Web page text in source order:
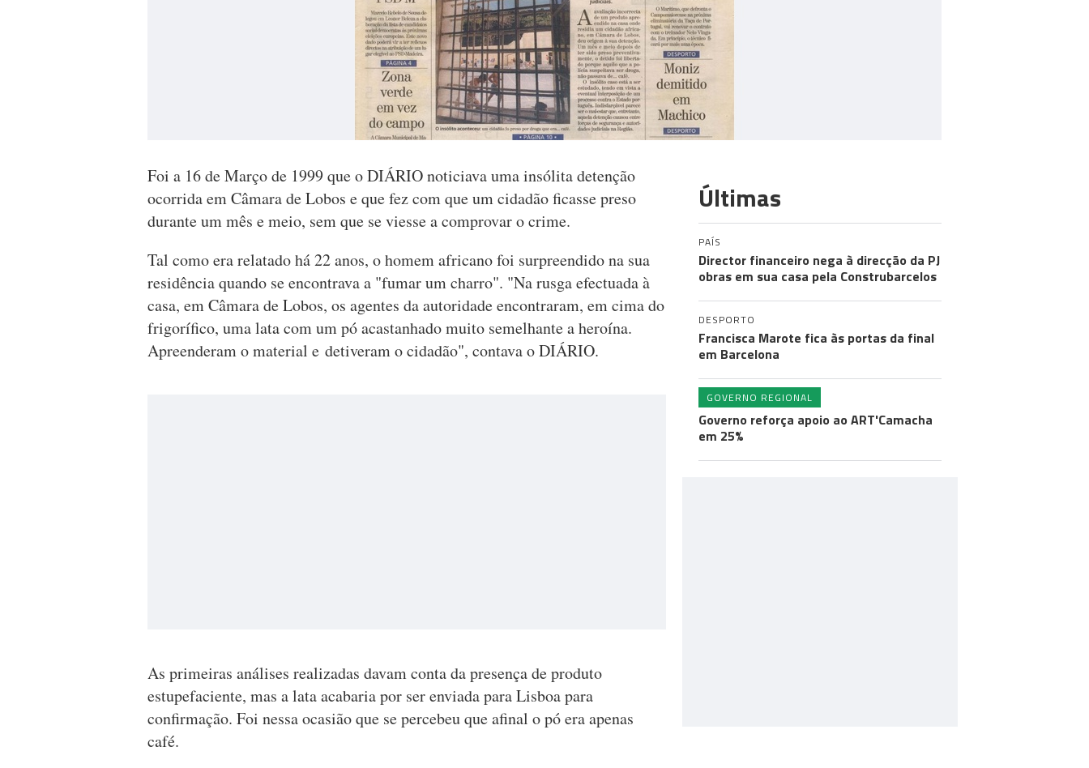
Foi a 16 de Março de 1999 que o DIÁRIO noticiava uma insólita detenção
ocorrida em Câmara de Lobos e que fez com que um cidadão ficasse preso
durante um mês e meio, sem que se viesse a comprovar o crime.
Tal como era relatado há 22 anos, o homem africano foi surpreendido na sua
residência quando se encontrava a "fumar um charro". "Na rusga efectuada à
casa, em Câmara de Lobos, os agentes da autoridade encontraram, em cima do
frigorífico, uma lata com um pó acastanhado muito semelhante a heroína.
Apreenderam o material e detiveram o cidadão", contava o DIÁRIO.
As primeiras análises realizadas davam conta da presença de produto
estupefaciente, mas a lata acabaria por ser enviada para Lisboa para
confirmação. Foi nessa ocasião que se percebeu que afinal o pó era apenas
café.
Últimas
PAÍS
Director financeiro nega à direcção da PJ
obras em sua casa pela Construbarcelos
DESPORTO
Francisca Marote fica às portas da final
em Barcelona
GOVERNO REGIONAL
Governo reforça apoio ao ART'Camacha
em 25%